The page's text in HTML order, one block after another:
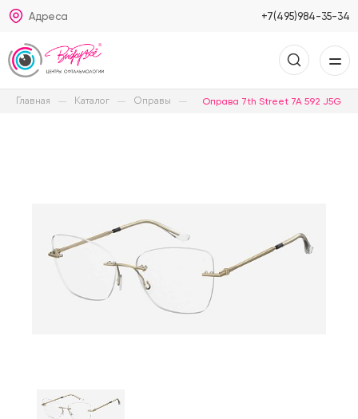
Адреса +7(495)984-35-34
Главная Каталог Оправы Оправа 7th Street 7A 592 J5G